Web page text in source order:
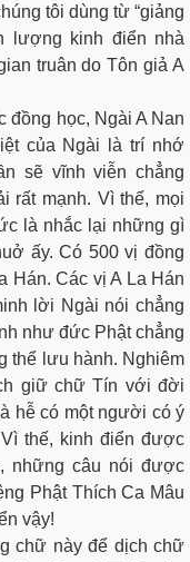
tôi dùng từ “giảng
lượng kinh điển nhà
truân do Tôn giả A
đồng học, Ngài A Nan
của Ngài là trí nhớ
sẽ vĩnh viễn chẳng
rất mạnh. Vì thế, mọi
là nhắc lại những gì
ấy. Có 500 vị đồng
Hán. Các vị A La Hán
lời Ngài nói chẳng
như đức Phật chẳng
thể lưu hành. Nghiêm
giữ chữ Tín với đời
hễ có một người có ý
thế, kinh điển được
những câu nói được
Phật Thích Ca Mâu
vậy!
chữ này để dịch chữ